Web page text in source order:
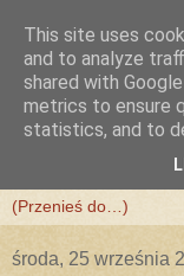
środa, 25 września
This site uses
and to analyze
shared with
metrics to ensure
statistics, and to